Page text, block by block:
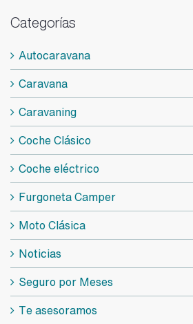
Categorías
Autocaravana
Caravana
Caravaning
Coche Clásico
Coche eléctrico
Furgoneta Camper
Moto Clásica
Noticias
Seguro por Meses
Te asesoramos